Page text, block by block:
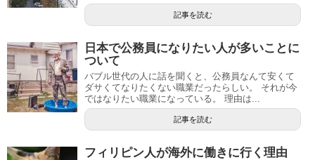
記事を読む
日本で公務員になりたい人が多いことに
ついて
バブル世代の人に話を聞くと、公務員なんて安くて
ダサくてなりたくない職業だったらしい。 それが今
ではなりたい職業になっている。 理由は...
記事を読む
フィリピン人が海外に働きに行く理由